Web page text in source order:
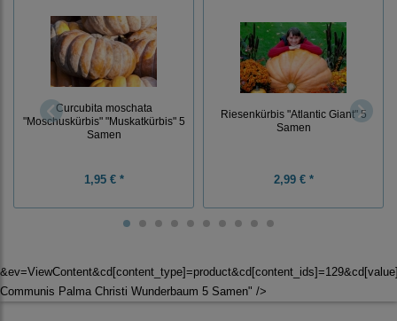
Curcubita moschata
"Moschuskürbis" "Muskatkürbis" 5
Samen
1,95 € *
Riesenkürbis "Atlantic Giant" 5
Samen
2,99 € *
Communis Palma Christi Wunderbaum 5 Samen" />